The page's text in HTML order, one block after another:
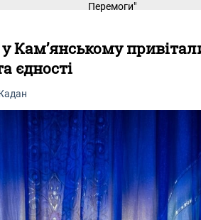
Перемоги"
Кам’янському
єдності